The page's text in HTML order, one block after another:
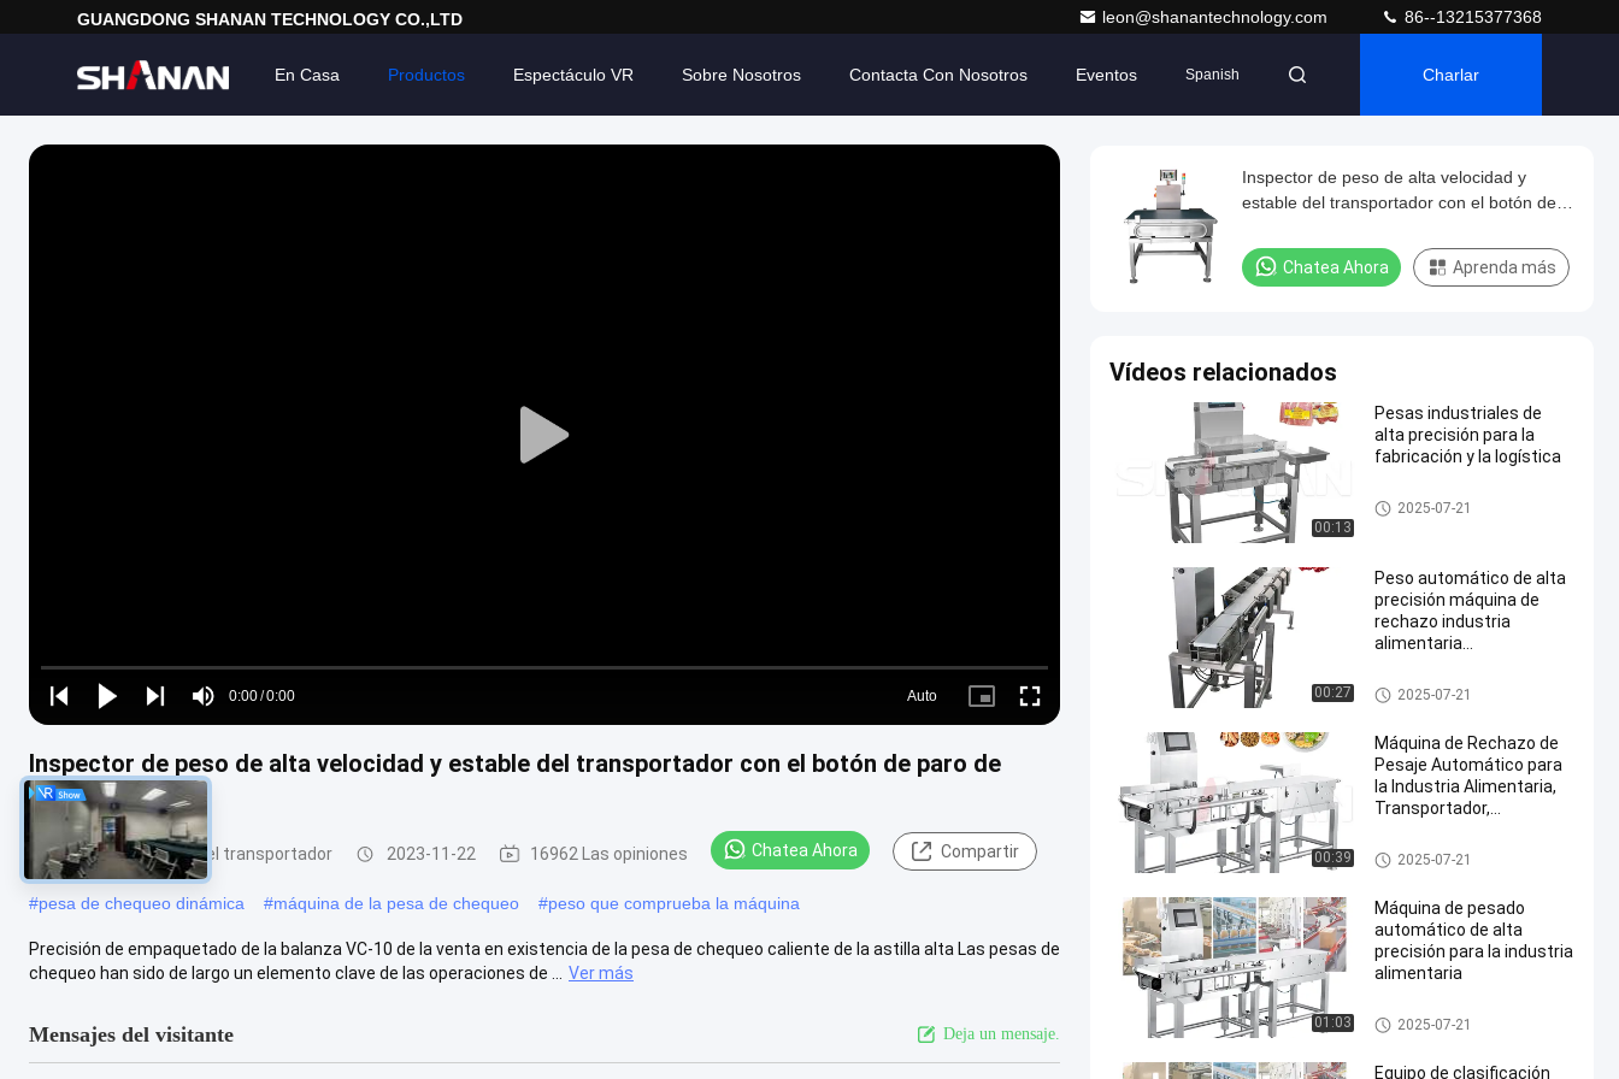
GUANGDONG SHANAN TECHNOLOGY CO.,LTD leon@shanantechnology.com 86--13215377368
En Casa Productos Espectáculo VR Sobre Nosotros Contacta Con Nosotros Eventos Spanish Charlar
Play
Play
Play
Play
Mute
Time
0:00/0:00
Loaded:
0%
Auto
Picture- Fullscreen
Inspector de peso de alta velocidad y estable del transportador con el botón de paro de
emergencia
Inspector de peso del transportador 2023-11-22 16962 Las opiniones Chatea Ahora Compartir
#pesa de chequeo dinámica #máquina de la pesa de chequeo #peso que comprueba la máquina
Precisión de empaquetado de la balanza VC-10 de la venta en existencia de la pesa de chequeo caliente de la astilla alta Las pesas de
chequeo han sido de largo un elemento clave de las operaciones de ...
Ver más
Mensajes del visitante Deja un mensaje.
Inspector de peso de alta velocidad y
estable del transportador con el botón de
Chatea Ahora Aprenda más
Vídeos relacionados
00:13
Pesas industriales de
alta precisión para la
fabricación y la logística
Inspector de peso del transpor
tador
2025-07-21
00:27
Peso automático de alta
precisión máquina de
rechazo industria
alimentaria
farmacéutico
Inspector de peso del transpor
tador
2025-07-21
00:39
Máquina de Rechazo de
Pesaje Automático para
la Industria Alimentaria,
Transportador,
Clasificadora de Peso de
300g-30kg
Inspector de peso del transpor
tador
2025-07-21
01:03
Máquina de pesado
automático de alta
precisión para la industria
alimentaria
Inspector de peso del transpor
tador
2025-07-21
Equipo de clasificación